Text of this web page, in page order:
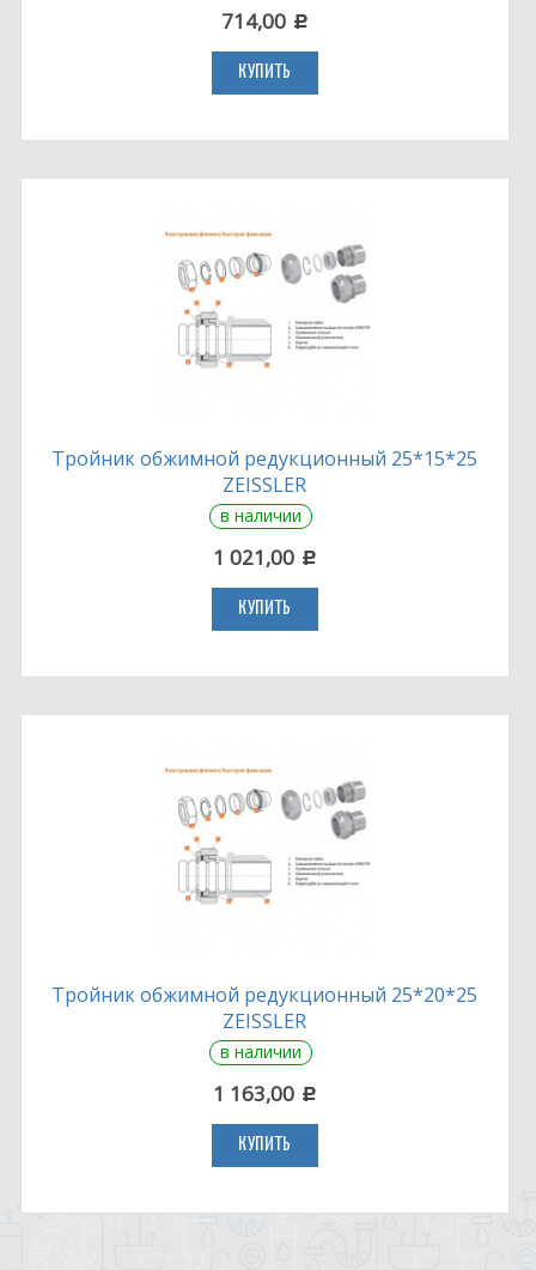
714,00 c
КУПИТЬ
Тройник обжимной редукционный 25*15*25
ZEISSLER
в наличии
1 021,00 c
КУПИТЬ
Тройник обжимной редукционный 25*20*25
ZEISSLER
в наличии
1 163,00 c
КУПИТЬ